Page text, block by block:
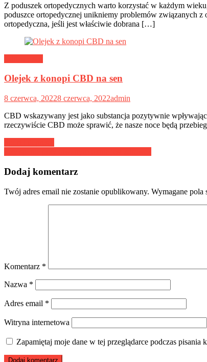
Z poduszek ortopedycznych warto korzystać w każdym
poduszce ortopedycznej unikniemy problemów związanych
ortopedyczna, jeśli jest właściwie dobrana […]
Olejek z konopi CBD na sen
8 czerwca, 20228 czerwca, 2022admin
CBD wskazywany jest jako substancja pozytywnie
rzeczywiście CBD może sprawić, że nasze noce będą
Nawigacja
wpisu
Dodaj komentarz
Twój adres email nie zostanie opublikowany. Wymagane pola
Komentarz *
Nazwa *
Adres email *
Witryna internetowa
Zapamiętaj moje dane w tej przeglądarce podczas pisania